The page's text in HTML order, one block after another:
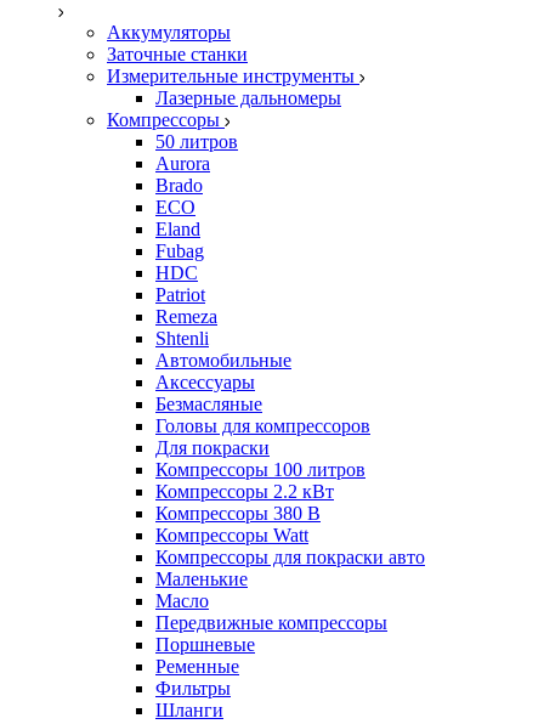
Аккумуляторы
Заточные станки
Измерительные инструменты
Лазерные дальномеры
Компрессоры
50 литров
Aurora
Brado
ECO
Eland
Fubag
HDC
Patriot
Remeza
Shtenli
Автомобильные
Аксессуары
Безмасляные
Головы для компрессоров
Для покраски
Компрессоры 100 литров
Компрессоры 2.2 кВт
Компрессоры 380 В
Компрессоры Watt
Компрессоры для покраски авто
Маленькие
Масло
Передвижные компрессоры
Поршневые
Ременные
Фильтры
Шланги